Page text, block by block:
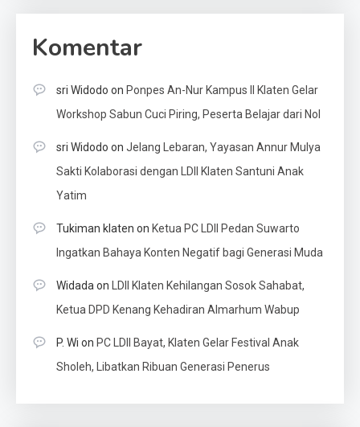
Komentar
sri Widodo on Ponpes An-Nur Kampus II Klaten Gelar
Workshop Sabun Cuci Piring, Peserta Belajar dari Nol
sri Widodo on Jelang Lebaran, Yayasan Annur Mulya
Sakti Kolaborasi dengan LDII Klaten Santuni Anak
Yatim
Tukiman klaten on Ketua PC LDII Pedan Suwarto
Ingatkan Bahaya Konten Negatif bagi Generasi Muda
Widada on
LDII Klaten Kehilangan Sosok Sahabat,
Ketua DPD Kenang Kehadiran Almarhum Wabup
P. Wi on PC LDII Bayat, Klaten Gelar Festival Anak
Sholeh, Libatkan Ribuan Generasi Penerus